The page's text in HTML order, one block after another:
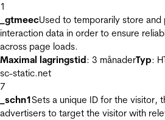
1
_gtmeecUsed to temporarily store
interaction data in order to ensure
across page loads.
Maximal lagringstid: 3 månaderTyp:
sc-static.net
7
_schn1Sets a unique ID for the visitor,
advertisers to target the visitor with